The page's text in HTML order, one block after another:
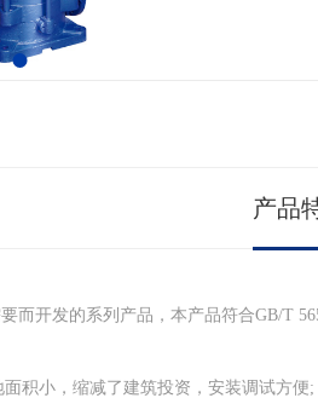
产品
开发的系列产品，本产品符合GB/T
小，缩减了建筑投资，安装调试方便;